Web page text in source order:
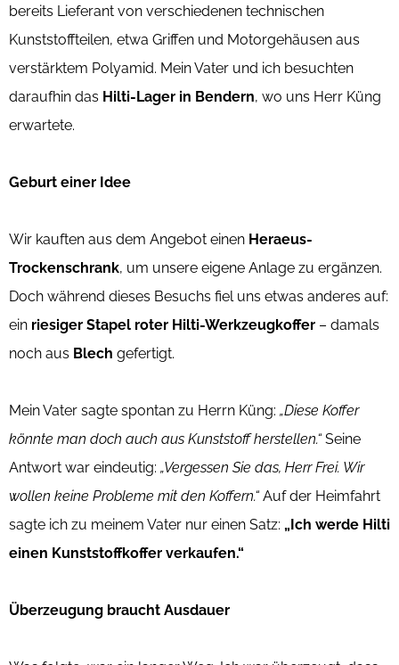
bereits Lieferant von verschiedenen technischen
Kunststoffteilen, etwa Griffen und Motorgehäusen aus
verstärktem Polyamid. Mein Vater und ich besuchten
daraufhin das Hilti-Lager in Bendern, wo uns Herr Küng
erwartete.
Geburt einer Idee
Wir kauften aus dem Angebot einen Heraeus-
Trockenschrank, um unsere eigene Anlage zu ergänzen.
Doch während dieses Besuchs fiel uns etwas anderes auf:
ein riesiger Stapel roter Hilti-Werkzeugkoffer – damals
noch aus Blech gefertigt.
Mein Vater sagte spontan zu Herrn Küng: „Diese Koffer
könnte man doch auch aus Kunststoff herstellen.“ Seine
Antwort war eindeutig: „Vergessen Sie das, Herr Frei. Wir
wollen keine Probleme mit den Koffern.“ Auf der Heimfahrt
sagte ich zu meinem Vater nur einen Satz: „Ich werde Hilti
einen Kunststoffkoffer verkaufen.“
Überzeugung braucht Ausdauer